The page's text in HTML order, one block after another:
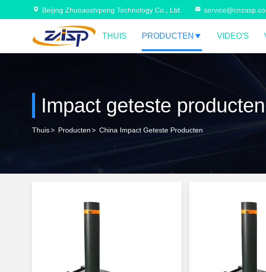
Beijing Zhuoaoshipeng Technology Co., Ltd.
THUIS PRODUCTEN VIDEO'S
Impact geteste producten
Thuis> Producten> China Impact Geteste Producten